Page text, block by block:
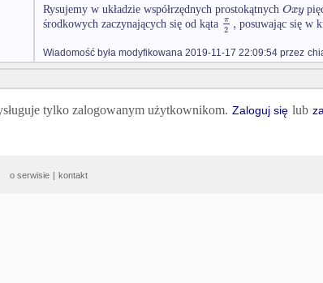
Rysujemy w układzie współrzędnych prostokątnych Oxy
środkowych zaczynających się od kąta π
2 , posuwając się w
Wiadomość była modyfikowana 2019-11-17 22:09:54 przez
tylko zalogowanym użytkownikom. Zaloguj się lub
o serwisie | kontakt